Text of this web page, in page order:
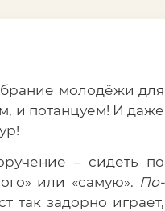
молодёжи для
и потанцуем! И даже
– сидеть по
или «самую». По-
так задорно играет,